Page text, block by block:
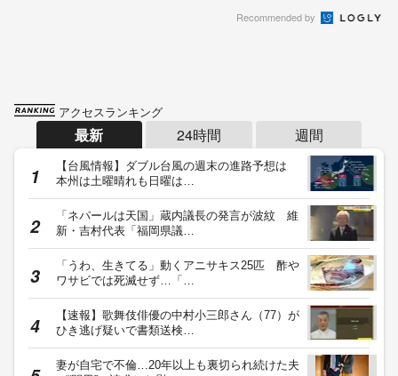
Recommended by
アクセスランキング
最新 24時間 週間
【台風情報】ダブル台風の週末の進路予想は
本州は土曜晴れも日曜は…
「ネパールは天国」蔵内議長の発言が波紋 維
新・吉村代表「福岡県議…
「うわ、生きてる」動くアニサキス25匹 酢や
ワサビでは死滅せず…「…
【速報】歌舞伎俳優の中村小三郎さん（77）が
ひき逃げ疑いで書類送検…
妻が自宅で不倫…20年以上も裏切られ続けた夫